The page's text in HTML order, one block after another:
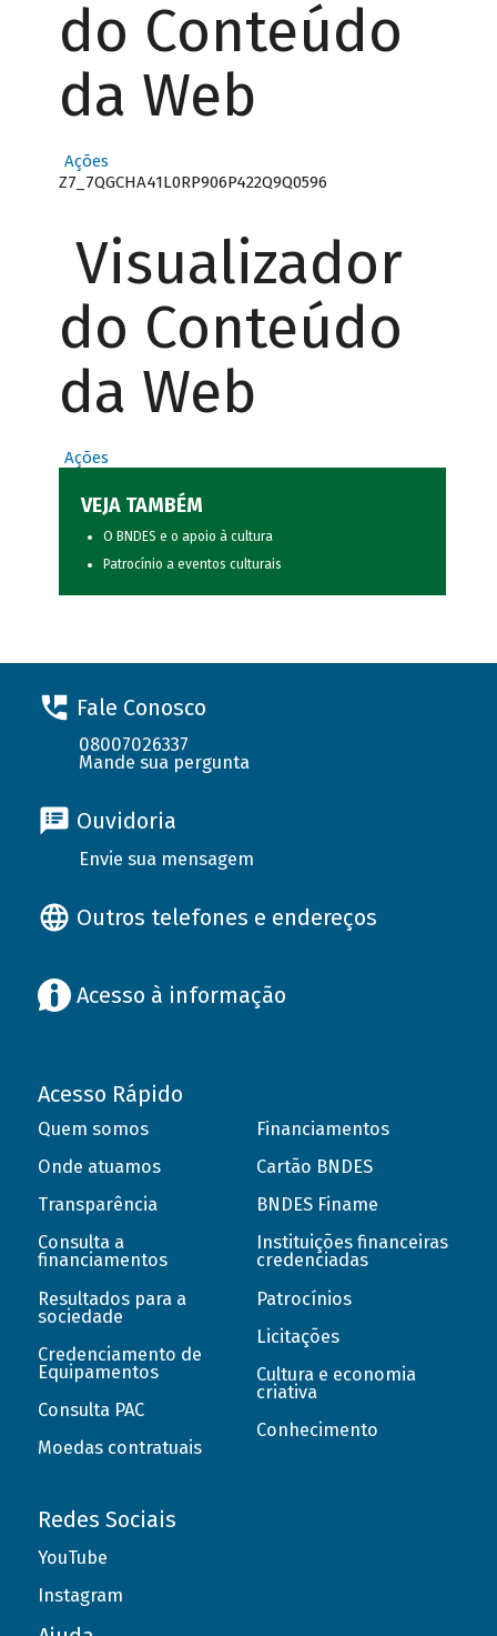
do Conteúdo
da Web
Ações
Z7_7QGCHA41L0RP906P422Q9Q0596
Visualizador
do Conteúdo
da Web
Ações
VEJA TAMBÉM
O BNDES e o apoio à cultura
Patrocínio a eventos culturais
Fale Conosco
08007026337
Mande sua pergunta
Ouvidoria
Envie sua mensagem
Outros telefones e endereços
Acesso à informação
Acesso Rápido
Quem somos
Onde atuamos
Transparência
Consulta a
financiamentos
Resultados para a
sociedade
Credenciamento de
Equipamentos
Consulta PAC
Moedas contratuais
Financiamentos
Cartão BNDES
BNDES Finame
Instituições financeiras
credenciadas
Patrocínios
Licitações
Cultura e economia
criativa
Conhecimento
Redes Sociais
YouTube
Instagram